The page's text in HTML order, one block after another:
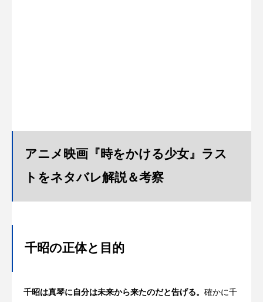
アニメ映画『時をかける少女』ラス
トをネタバレ解説＆考察
千昭の正体と目的
千昭は真琴に自分は未来から来たのだと告げる。 確かに千